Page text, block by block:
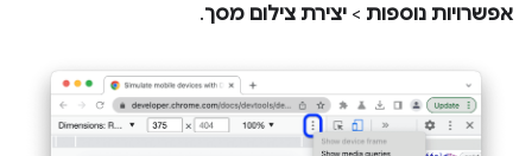
אפשרויות נוספות > יצירת צילום מסך.